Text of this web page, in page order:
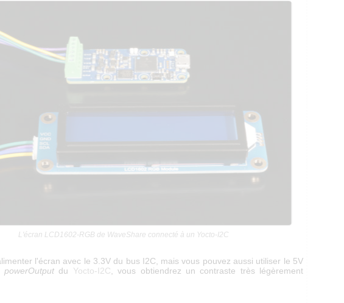
L'écran LCD1602-RGB de WaveShare connecté à un Yocto-I2C
l'écran avec le 3.3V du bus I2C, mais vous pouvez aussi utiliser le 5V
powerOutput du Yocto-I2C , vous obtiendrez un contraste très légèrement